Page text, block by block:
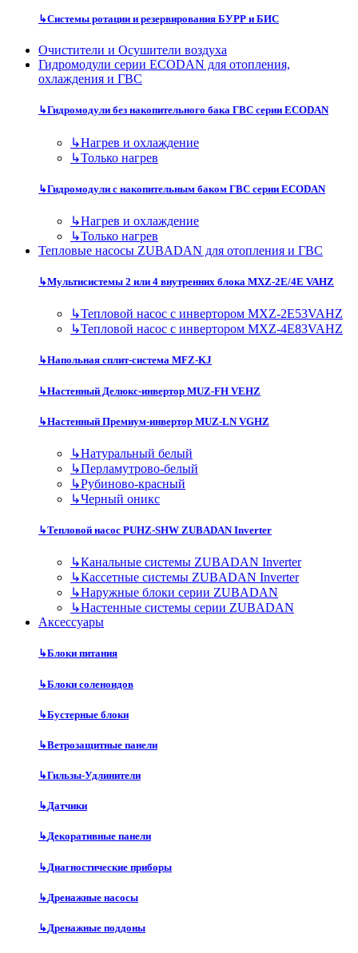
↳Системы ротации и резервирования БУРР и БИС
Очистители и Осушители воздуха
Гидромодули серии ECODAN для отопления,
охлаждения и ГВС
↳Гидромодули без накопительного бака ГВС серии ECODAN
↳Нагрев и охлаждение
↳Только нагрев
↳Гидромодули с накопительным баком ГВС серии ECODAN
↳Нагрев и охлаждение
↳Только нагрев
Тепловые насосы ZUBADAN для отопления и ГВС
↳Мультисистемы 2 или 4 внутренних блока MXZ-2E/4E VAHZ
↳Тепловой насос с инвертором MXZ-2E53VAHZ
↳Тепловой насос с инвертором MXZ-4E83VAHZ
↳Напольная сплит-система MFZ-KJ
↳Настенный Делюкс-инвертор MUZ-FH VEHZ
↳Настенный Премиум-инвертор MUZ-LN VGHZ
↳Натуральный белый
↳Перламутрово-белый
↳Рубиново-красный
↳Черный оникс
↳Тепловой насос PUHZ-SHW ZUBADAN Inverter
↳Канальные системы ZUBADAN Inverter
↳Кассетные системы ZUBADAN Inverter
↳Наружные блоки серии ZUBADAN
↳Настенные системы серии ZUBADAN
Аксесcуары
↳Блоки питания
↳Блоки соленоидов
↳Бустерные блоки
↳Ветрозащитные панели
↳Гильзы-Удлинители
↳Датчики
↳Декоративные панели
↳Диагностические приборы
↳Дренажные насосы
↳Дренажные поддоны